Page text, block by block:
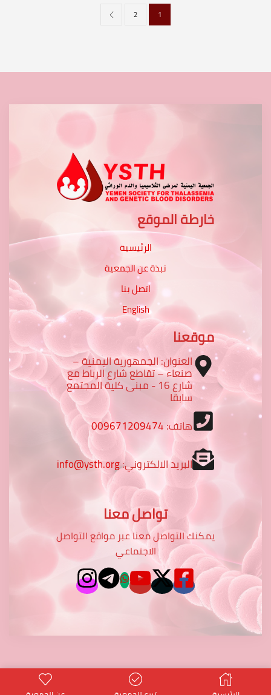
1
2
خارطة الموقع
الرئيسية
نبذة عن الجمعية
اتصل بنا
English
موقعنا
العنوان: الجمهورية اليمنية –
صنعاء – تقاطع شارع الرباط مع
شارع 16 - مبنى كلية المجتمع
سابقا
هاتف:009671209474
البريد الالكتروني:info@ysth.org
تواصل معنا
يمكنك التواصل معنا عبر مواقع التواصل
الاجتماعي
potentialtop- Power PT Co.